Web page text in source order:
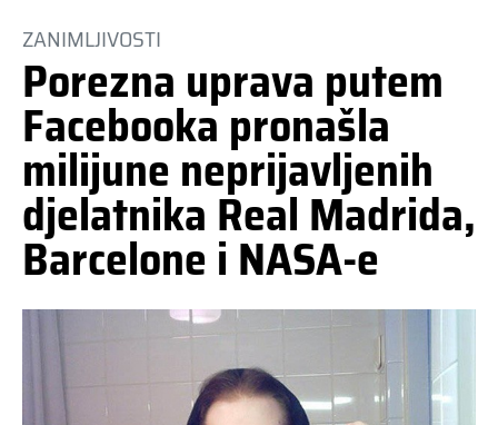
ZANIMLJIVOSTI
Porezna uprava putem
Facebooka pronašla
milijune neprijavljenih
djelatnika Real Madrida,
Barcelone i NASA-e